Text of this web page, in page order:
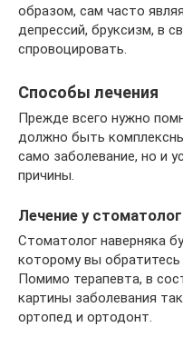
образом, сам часто
депрессий, бруксизм, в
спровоцировать.
Способы лечения
Прежде всего нужно
должно быть
само заболевание, но и
причины.
Лечение у
Стоматолог наверняка
которому вы
Помимо терапевта, в
картины заболевания
ортопед и ортодонт.